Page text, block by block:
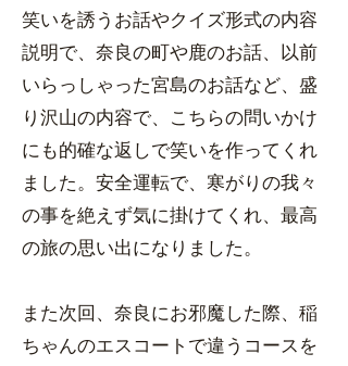
笑いを誘うお話やクイズ形式の内容
説明で、奈良の町や鹿のお話、以前
いらっしゃった宮島のお話など、盛
り沢山の内容で、こちらの問いかけ
にも的確な返しで笑いを作ってくれ
ました。安全運転で、寒がりの我々
の事を絶えず気に掛けてくれ、最高
の旅の思い出になりました。
また次回、奈良にお邪魔した際、稲
ちゃんのエスコートで違うコースを